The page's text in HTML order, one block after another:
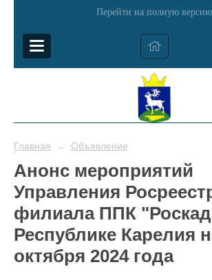
Перейти на полную версию
Главная → Объявление
Анонс мероприятий
Управления
филиала ППК
Республике Карелия
октября 2024 года